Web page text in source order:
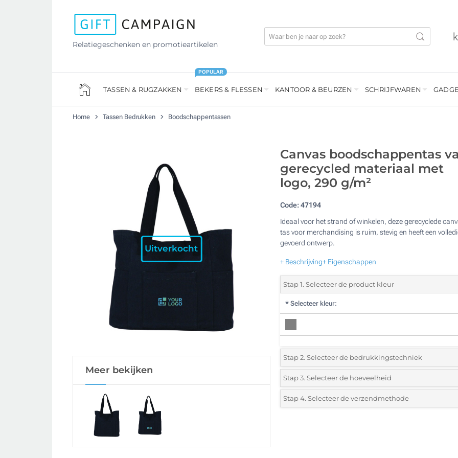
Relatiegeschenken en promotieartikelen
TASSEN & RUGZAKKEN BEKERS & FLESSEN
POPULAR
KANTOOR & BEURZEN SCHRIJFWAREN
Home Tassen Bedrukken Boodschappentassen
Uitverkocht
Meer bekijken
Canvas boodschappentas
gerecycled materiaal met
logo, 290 g/m²
Code:47194
Ideaal voor het strand of winkelen, deze gerecyclede
tas voor merchandising is ruim, stevig en heeft een
gevoerd ontwerp.
+ Beschrijving+ Eigenschappen
Stap 1. Selecteer de product kleur
* Selecteer kleur:
Stap 2. Selecteer de bedrukkingstechniek
*Selecteer de bedrukking en kleuren van het logo:
1 Kleur (Op de tas)
Stap 3. Selecteer de hoeveelheid
*Selecteer uit de lijst of voeg het gewenste aantal in
Stap 4. Selecteer de verzendmethode